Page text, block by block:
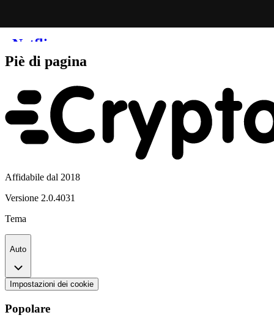
Piè di pagina
Affidabile dal 2018
Versione 2.0.4031
Tema
Auto
Impostazioni dei cookie
Popolare